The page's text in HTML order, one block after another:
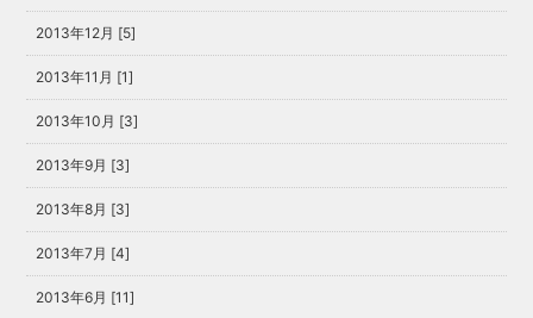
2013年12月 [5]
2013年11月 [1]
2013年10月 [3]
2013年9月 [3]
2013年8月 [3]
2013年7月 [4]
2013年6月 [11]